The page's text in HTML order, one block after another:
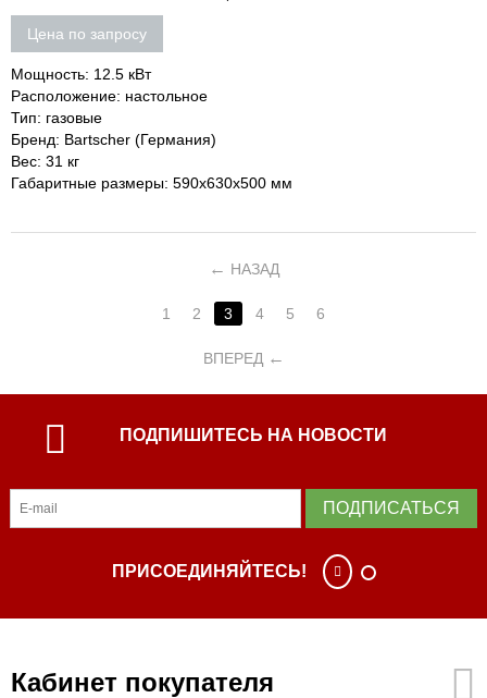
Цена по запросу
Мощность: 12.5 кВт
Расположение: настольное
Тип: газовые
Бренд: Bartscher (Германия)
Вес: 31 кг
Габаритные размеры: 590х630х500 мм
НАЗАД
1 2 3 4 5 6
ВПЕРЕД
ПОДПИШИТЕСЬ НА НОВОСТИ
ПОДПИСАТЬСЯ
ПРИСОЕДИНЯЙТЕСЬ!
Кабинет покупателя